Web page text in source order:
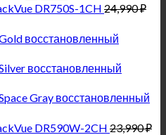
DR750S-1CH 24,990₽
восстановленный
восстановленный
Gray восстановленный
DR590W-2CH 23,990₽